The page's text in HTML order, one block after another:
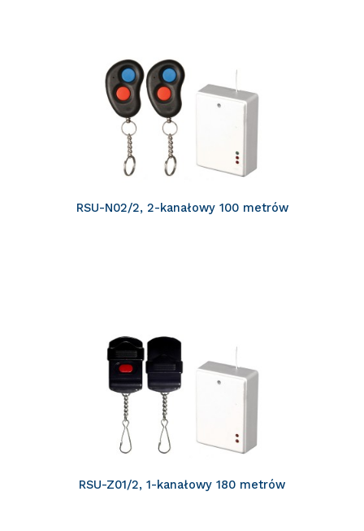
RSU-N02/2, 2-kanałowy 100 metrów
RSU-Z01/2, 1-kanałowy 180 metrów